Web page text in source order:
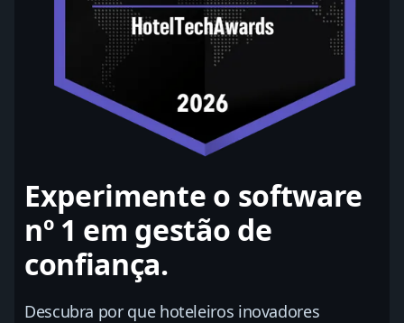
Experimente o software
nº 1 em gestão de
confiança.
Descubra por que hoteleiros inovadores